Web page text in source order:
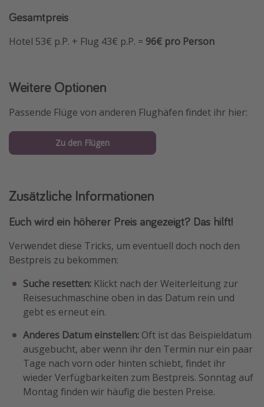
Gesamtpreis
Hotel 53€ p.P. + Flug 43€ p.P. = 96€ pro Person
Weitere Optionen
Passende Flüge von anderen Flughäfen findet ihr hier:
Zu den Flügen
Zusätzliche Informationen
Euch wird ein höherer Preis angezeigt? Das hilft!
Verwendet diese Tricks, um eventuell doch noch den
Bestpreis zu bekommen:
Suche resetten: Klickt nach der Weiterleitung zur
Reisesuchmaschine oben in das Datum rein und
gebt es erneut ein.
Anderes Datum einstellen: Oft ist das Beispieldatum
ausgebucht, aber wenn ihr den Termin nur ein paar
Tage nach vorn oder hinten schiebt, findet ihr
wieder Verfügbarkeiten zum Bestpreis. Sonntag auf
Montag finden wir häufig die besten Preise.